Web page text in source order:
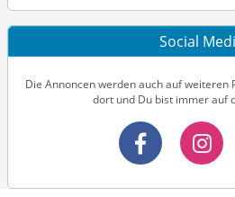
Social
Die Annoncen werden auch auf weiteren
dort und Du bist immer auf